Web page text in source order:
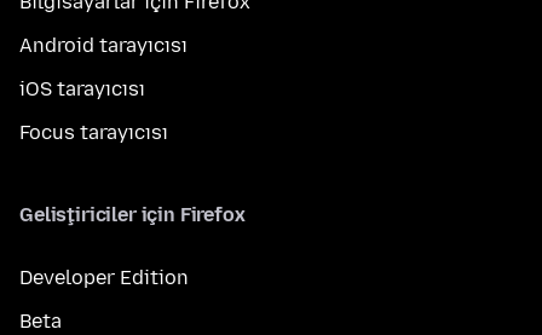
Android tarayıcısı
iOS tarayıcısı
Focus tarayıcısı
Geliştiriciler için Firefox
Developer Edition
Beta